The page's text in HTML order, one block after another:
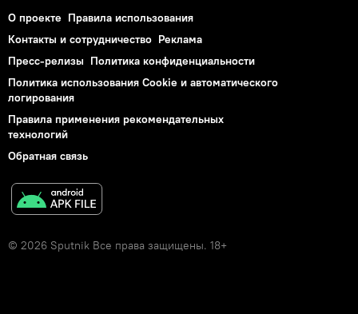
О проекте Правила использования
Контакты и сотрудничество Реклама
Пресс-релизы Политика конфиденциальности
Политика использования Cookie и автоматического
логирования
Правила применения рекомендательных
технологий
Обратная связь
© 2026 Sputnik Все права защищены. 18+